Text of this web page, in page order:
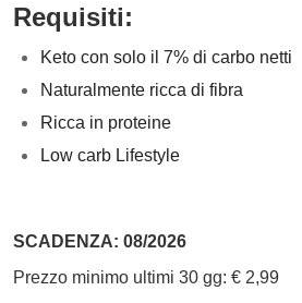
Requisiti:
Keto con solo il 7% di carbo netti
Naturalmente ricca di fibra
Ricca in proteine
Low carb Lifestyle
SCADENZA: 08/2026
Prezzo minimo ultimi 30 gg: € 2,99